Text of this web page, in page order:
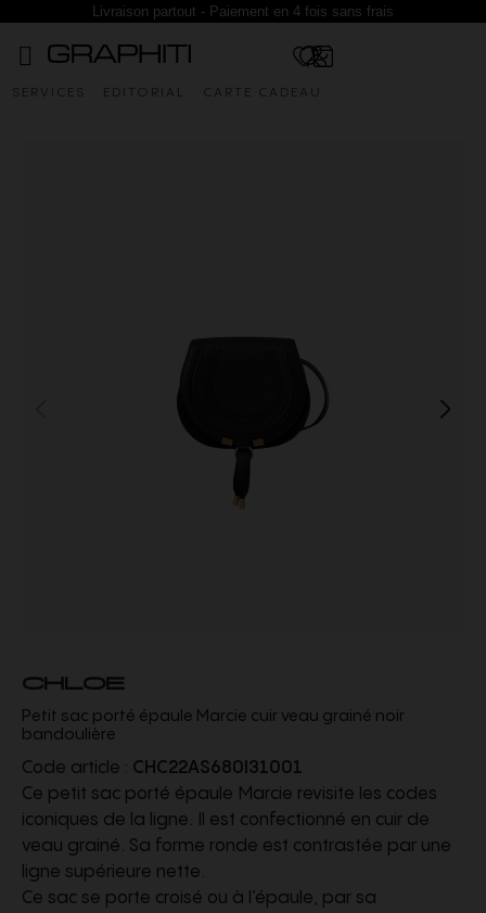
Livraison partout - Paiement en 4 fois sans frais
SERVICES EDITORIAL CARTE CADEAU
CHLOE
Petit sac porté épaule Marcie cuir veau grainé noir
bandoulière
Code article : CHC22AS680I31001
Ce petit sac porté épaule Marcie revisite les codes
iconiques de la ligne. Il est confectionné en cuir de
veau grainé. Sa forme ronde est contrastée par une
ligne supérieure nette.
Ce sac se porte croisé ou à l’épaule, par sa